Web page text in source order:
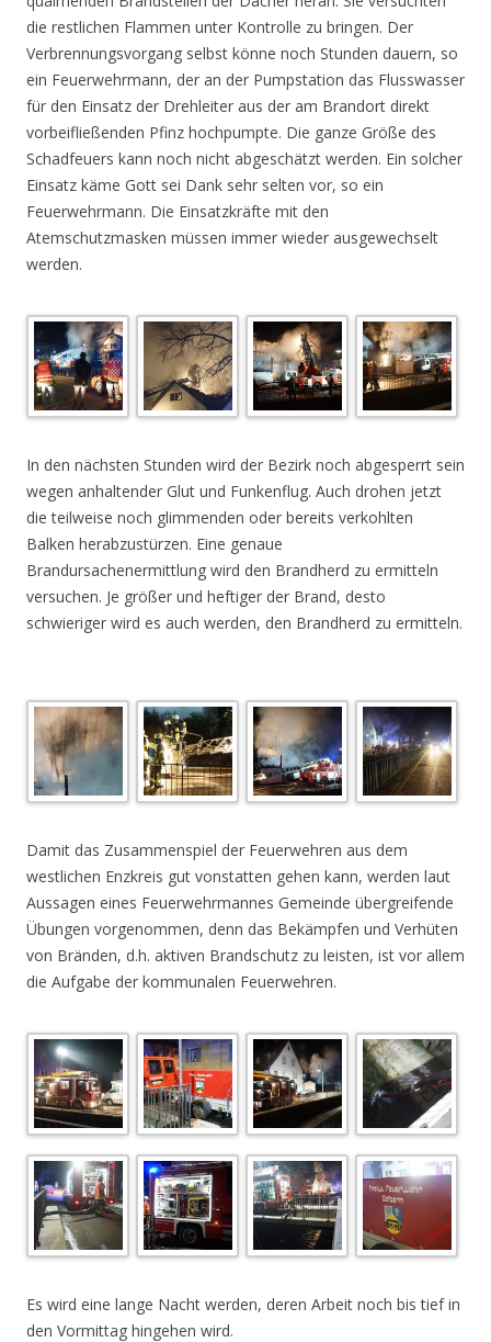
die restlichen Flammen unter Kontrolle zu bringen. Der
Verbrennungsvorgang selbst könne noch Stunden dauern, so
ein Feuerwehrmann, der an der Pumpstation das Flusswasser
für den Einsatz der Drehleiter aus der am Brandort direkt
vorbeifließenden Pfinz hochpumpte. Die ganze Größe des
Schadfeuers kann noch nicht abgeschätzt werden. Ein solcher
Einsatz käme Gott sei Dank sehr selten vor, so ein
Feuerwehrmann. Die Einsatzkräfte mit den
Atemschutzmasken müssen immer wieder ausgewechselt
werden.
In den nächsten Stunden wird der Bezirk noch abgesperrt sein
wegen anhaltender Glut und Funkenflug. Auch drohen jetzt
die teilweise noch glimmenden oder bereits verkohlten
Balken herabzustürzen. Eine genaue
Brandursachenermittlung wird den Brandherd zu ermitteln
versuchen. Je größer und heftiger der Brand, desto
schwieriger wird es auch werden, den Brandherd zu ermitteln.
Damit das Zusammenspiel der Feuerwehren aus dem
westlichen Enzkreis gut vonstatten gehen kann, werden laut
Aussagen eines Feuerwehrmannes Gemeinde übergreifende
Übungen vorgenommen, denn das Bekämpfen und Verhüten
von Bränden, d.h. aktiven Brandschutz zu leisten, ist vor allem
die Aufgabe der kommunalen Feuerwehren.
Es wird eine lange Nacht werden, deren Arbeit noch bis tief in
den Vormittag hingehen wird.